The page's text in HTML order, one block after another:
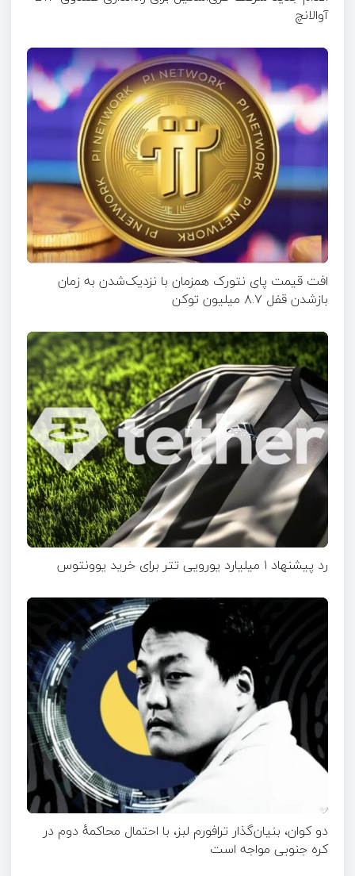
آوالانچ
افت قیمت پای نتورک همزمان با نزدیک‌شدن به زمان
بازشدن قفل ۸.۷ میلیون توکن
رد پیشنهاد ۱ میلیارد یورویی تتر برای خرید یوونتوس
دو کوان، بنیان‌گذار ترافورم لبز، با احتمال محاکمهٔ دوم در
کره جنوبی مواجه است